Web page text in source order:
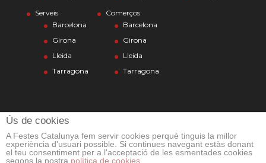
Serveis
Barcelona
Girona
Lleida
Tarragona
Comerços
Barcelona
Girona
Lleida
Tarragona
Ús de cookies
A Festes Catalunya fem servir cookies perquè tinguis la millor
experiència d'usuari possible. Si continues navegant estàs donant
el teu consentiment per a l'acceptació de les esmentades cookies
segons la nostra política de cookies